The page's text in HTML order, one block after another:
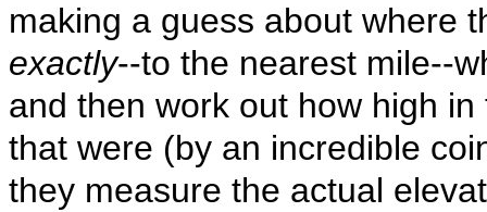
making a guess about where
exactly--to the nearest mile--
and then work out how high
that were (by an incredible
they measure the actual